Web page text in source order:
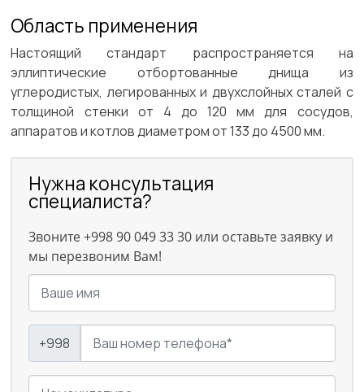
Область применения
Настоящий стандарт распространяется на
эллиптические отбортованные днища из
углеродистых, легированных и двухслойных сталей с
толщиной стенки от 4 до 120 мм для сосудов,
аппаратов и котлов диаметром от 133 до 4500 мм.
Нужна консультация
специалиста?
Звоните +998 90 049 33 30 или оставьте заявку и
мы перезвоним Вам!
+998